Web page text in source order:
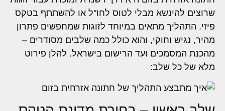
שרוצים להינשא מבלי לטוס לחו"ל או להשתתף בטקס
פיזי. התהליך מתאים במיוחד לזוגות שמחפשים פתרון
מהיר, נגיש וחוקי, והוא כולל כמה שלבים מסודרים –
מהכנת המסמכים ועד הרישום בישראל. להלן פירוט
מלא של כל שלב: